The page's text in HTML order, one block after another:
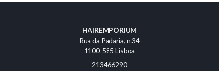
HAIREMPORIUM
Rua da Padaria, n.34
1100-585 Lisboa
213466290